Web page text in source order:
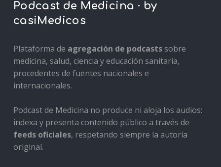
Podcast de Medicina · by
casiMedicos
Plataforma de agregación de podcastssobre
medicina, salud, ciencia y educación sanitaria,
procedentes de fuentes nacionales e
internacionales.
Podcast de Medicina no produce ni aloja los audios:
indexa y presenta contenido público a través de
feeds oficiales, respetando siempre la autoría
original.